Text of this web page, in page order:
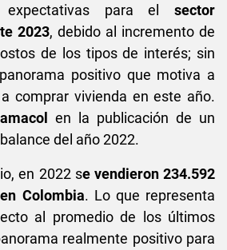
expectativas para el sector
2023, debido al incremento de
de los tipos de interés; sin
positivo que motiva a
comprar vivienda en este año.
en la publicación de un
del año 2022.
en 2022 se vendieron 234.592
Colombia. Lo que representa
al promedio de los últimos
realmente positivo para